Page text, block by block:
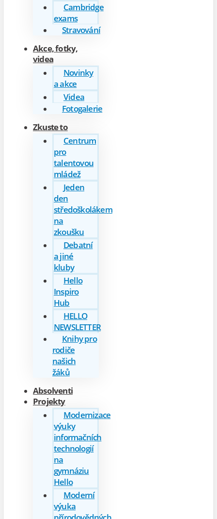
Cambridge
exams
Stravování
Akce, fotky,
videa
Novinky
a akce
Videa
Fotogalerie
Zkuste to
Centrum
pro
talentovou
mládež
Jeden
den
středoškolákem
na
zkoušku
Debatní
a jiné
kluby
Hello
Inspiro
Hub
HELLO
NEWSLETTER
Knihy pro
rodiče
našich
žáků
Absolventi
Projekty
Modernizace
výuky
informačních
technologií
na
gymnáziu
Hello
Moderní
výuka